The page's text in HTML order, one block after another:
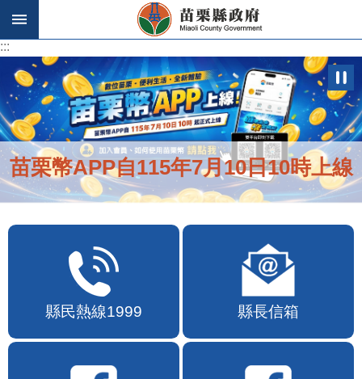
跳到主要內容區塊
:::
苗栗幣APP自115年7月10日10時上線
縣民熱線1999 縣長信箱